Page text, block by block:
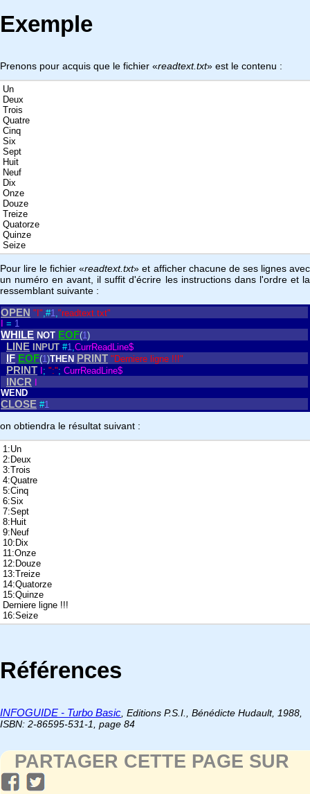
Exemple
Prenons pour acquis que le fichier «readtext.txt» est le contenu :
Un
Deux
Trois
Quatre
Cinq
Six
Sept
Huit
Neuf
Dix
Onze
Douze
Treize
Quatorze
Quinze
Seize
Pour lire le fichier «readtext.txt» et afficher chacune de ses lignes avec
un numéro en avant, il suffit d'écrire les instructions dans l'ordre et la
ressemblant suivante :
OPEN "I",#1,"readtext.txt"
= 1
WHILE NOT EOF(1)
LINE INPUT #1,CurrReadLine$
IF EOF(1)THEN PRINT "Derniere ligne !!!"
PRINT ; ":"; CurrReadLine$
INCR
WEND
CLOSE #1
on obtiendra le résultat suivant :
1:Un
2:Deux
3:Trois
4:Quatre
5:Cinq
6:Six
7:Sept
8:Huit
9:Neuf
10:Dix
11:Onze
12:Douze
13:Treize
14:Quatorze
15:Quinze
Derniere ligne !!!
16:Seize
Références
INFOGUIDE - Turbo Basic , Editions P.S.I., Bénédicte Hudault, 1988,
ISBN: 2-86595-531-1, page 84
PARTAGER CETTE PAGE SUR